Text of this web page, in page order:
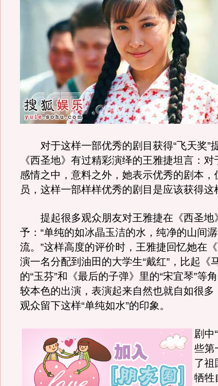
对于这样一部优秀的剧目获得“飞天奖”
《西圣地》有过精彩演绎的王雅捷坦言：
感情之中，意料之外，她表示优秀的剧本，
员，这样一部样样优秀的剧目是应该获得这
提起很多观众朋友对王雅捷在《西圣地
予：“单纯的如冰晶玉洁的水，纯净的山间
流。”这样高度的评价时，王雅捷回忆她在
演一名分配到油田的大学生“戴红”，比起《
的“玉芬”和《最后的子弹》里的“宋宜琴”等
较本色的出演，表演起来自然也就自如很多
观众留下这样“单纯如水”的印象。
剧中
些第
了祖
牺牲